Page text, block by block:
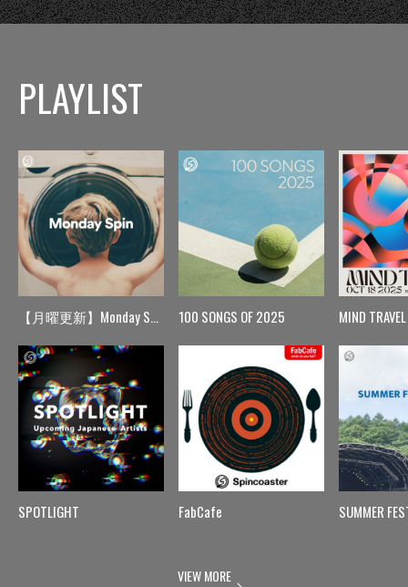
PLAYLIST
【月曜更新】Monday Spin
SPOTLIGHT
100 SONGS OF 2025
FabCafe
MIND TRAVEL
SUMMER
VIEW MORE